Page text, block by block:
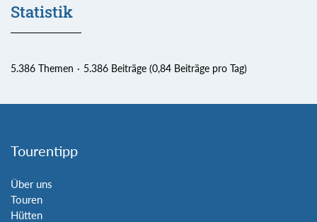
Statistik
5.386 Themen 5.386 Beiträge (0,84 Beiträge pro Tag)
Tourentipp
Über uns
Touren
Hütten